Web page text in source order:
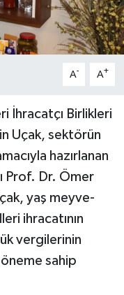
A- A+
İhracatçı Birlikleri
Uçak, sektörün
hazırlanan
Prof. Dr. Ömer
yaş meyve-
ihracatının
vergilerinin
öneme sahip